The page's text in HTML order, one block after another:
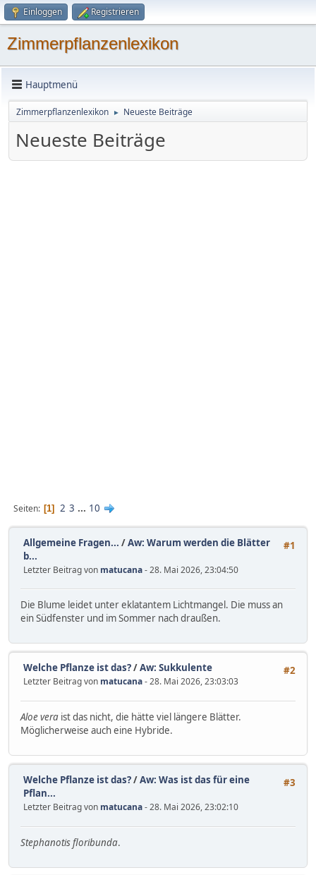
Einloggen Registrieren
Zimmerpflanzenlexikon
Hauptmenü
Zimmerpflanzenlexikon ► Neueste Beiträge
Neueste Beiträge
Seiten 1 2 3 ... 10
#1
Allgemeine Fragen... /Aw: Warum werden die Blätter
b...
Letzter Beitrag von matucana- 28. Mai 2026, 23:04:50
Die Blume leidet unter eklatantem Lichtmangel. Die muss an
ein Südfenster und im Sommer nach draußen.
#2
Welche Pflanze ist das?/Aw: Sukkulente
Letzter Beitrag von matucana- 28. Mai 2026, 23:03:03
Aloe vera ist das nicht, die hätte viel längere Blätter.
Möglicherweise auch eine Hybride.
#3
Welche Pflanze ist das?/Aw: Was ist das für eine
Pflan...
Letzter Beitrag von matucana- 28. Mai 2026, 23:02:10
Stephanotis floribunda.